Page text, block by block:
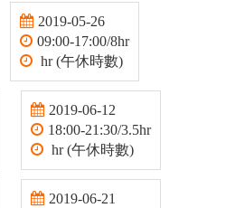
2019-05-26
09:00-17:00/8hr
hr (午休時數)
2019-06-12
18:00-21:30/3.5hr
hr (午休時數)
2019-06-21